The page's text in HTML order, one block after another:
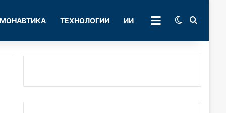
ТЕХНОЛОГИИ ИИ РУБРИКИSwitch skin